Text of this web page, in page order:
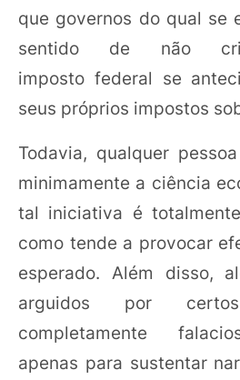
que governos do qual se
sentido de não
imposto federal se
seus próprios impostos
Todavia, qualquer
minimamente a ciência
tal iniciativa é
como tende a provocar
esperado. Além disso,
arguidos por
completamente
apenas para sustentar